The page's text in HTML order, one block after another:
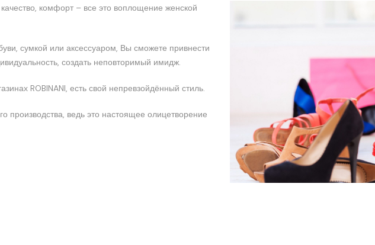
комфорт – все это воплощение женской
сумкой или аксессуаром, Вы сможете привнести
создать неповторимый имидж.
ROBINANI, есть свой непревзойдённый стиль.
производства, ведь это настоящее олицетворение